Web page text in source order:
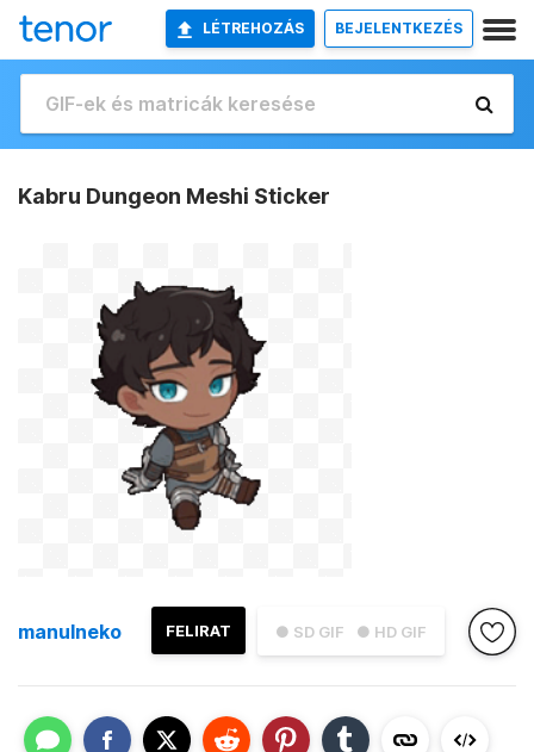
LÉTREHOZÁS BEJELENTKEZÉS
Kabru Dungeon Meshi Sticker
● SD GIF ● HD GIF
FELIRAT
manulneko